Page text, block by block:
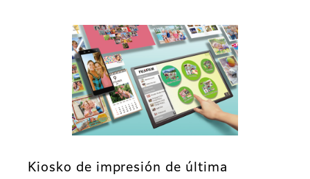
Kiosko de impresión de última